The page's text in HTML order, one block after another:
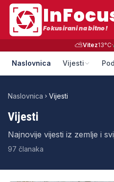
Fokusirani na bitno!
⛅Vitez13°C·
Naslovnica Vijesti
Naslovnica Vijesti
Vijesti
Najnovije vijesti iz zemlje i
97 članaka